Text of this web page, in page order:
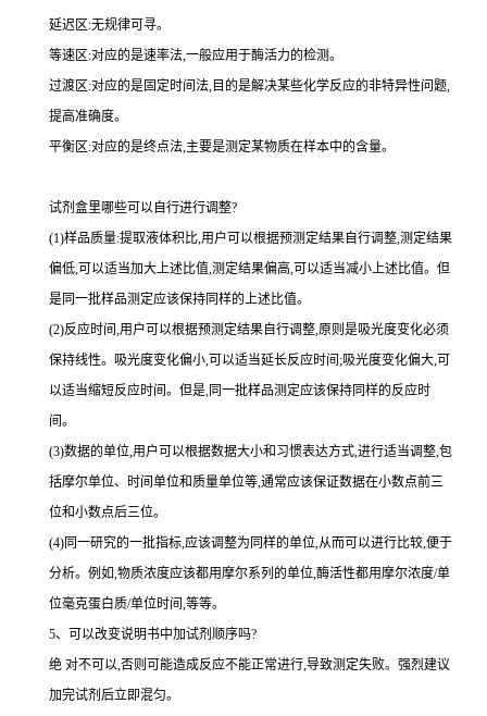
延迟区:无规律可寻。
等速区:对应的是速率法,一般应用于酶活力的检测。
过渡区:对应的是固定时间法,目的是解决某些化学反应的非特异性问题,
提高准确度。
平衡区:对应的是终点法,主要是测定某物质在样本中的含量。
试剂盒里哪些可以自行进行调整?
(1)样品质量:提取液体积比,用户可以根据预测定结果自行调整,测定结果
偏低,可以适当加大上述比值,测定结果偏高,可以适当减小上述比值。但
是同一批样品测定应该保持同样的上述比值。
(2)反应时间,用户可以根据预测定结果自行调整,原则是吸光度变化必须
保持线性。吸光度变化偏小,可以适当延长反应时间;吸光度变化偏大,可
以适当缩短反应时间。但是,同一批样品测定应该保持同样的反应时
间。
(3)数据的单位,用户可以根据数据大小和习惯表达方式,进行适当调整,包
括摩尔单位、时间单位和质量单位等,通常应该保证数据在小数点前三
位和小数点后三位。
(4)同一研究的一批指标,应该调整为同样的单位,从而可以进行比较,便于
分析。例如,物质浓度应该都用摩尔系列的单位,酶活性都用摩尔浓度/单
位毫克蛋白质/单位时间,等等。
5、可以改变说明书中加试剂顺序吗?
绝 对不可以,否则可能造成反应不能正常进行,导致测定失败。强烈建议
加完试剂后立即混匀。